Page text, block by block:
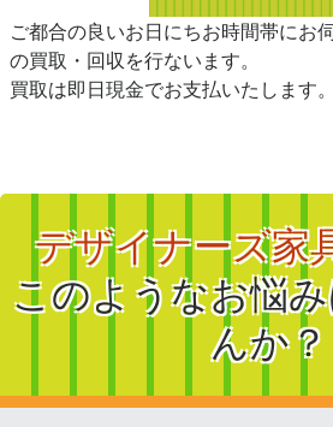
ご都合の良いお日にちお時間帯にお
の買取・回収を行ないます。
買取は即日現金でお支払いたします。
デザイナーズ家
このようなお悩
んか？